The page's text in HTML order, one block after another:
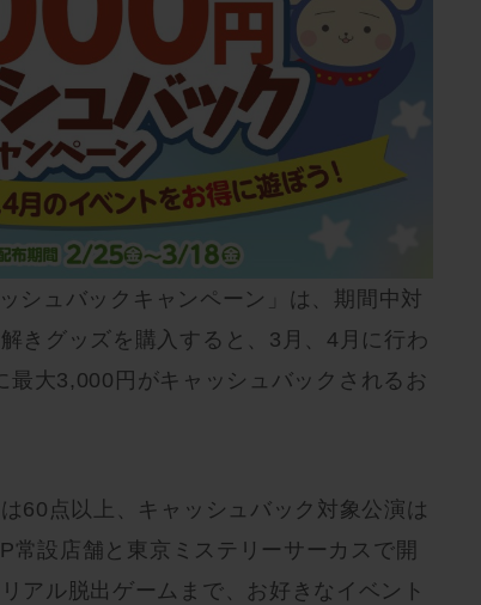
シュバックキャンペーン」は、期間中対
きグッズを購入すると、3月、4月に行わ
大3,000円がキャッシュバックされるお
60点以上、キャッシュバック対象公演は
常設店舗と東京ミステリーサーカスで開
アル脱出ゲームまで、お好きなイベント